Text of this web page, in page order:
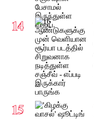
14
15